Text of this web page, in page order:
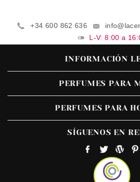
+34 600 862 636
L-V: 8:00 a
INFORMACIÓN
PERFUMES PARA
PERFUMES PARA
SÍGUENOS EN